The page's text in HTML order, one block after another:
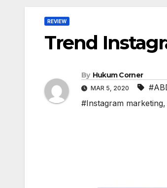
REVIEW
Trend
By Hukum Corner
MAR 5, 2020
#Instagram marketing,